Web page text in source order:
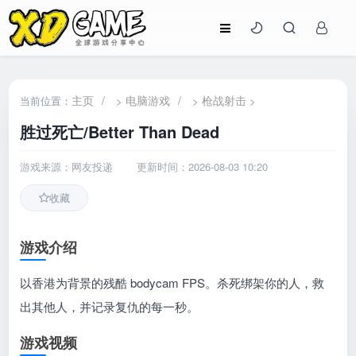
当前位置： 主页 / > 电脑游戏 / >枪战射击 >
胜过死亡/Better Than Dead
游戏来源：网友投递 更新时间：2026-08-03 10:20
收藏
游戏介绍
以香港为背景的残酷 bodycam FPS。杀死绑架你的人，救
出其他人，并记录复仇的每一秒。
游戏视频